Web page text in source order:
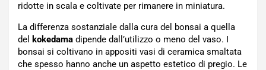
ridotte in scala e coltivate per rimanere in miniatura.
La differenza sostanziale dalla cura del bonsai a quella
del
kokedama dipende dall’utilizzo o meno del vaso. I
bonsai si coltivano in appositi vasi di ceramica smaltata
che spesso hanno anche un aspetto estetico di pregio. Le